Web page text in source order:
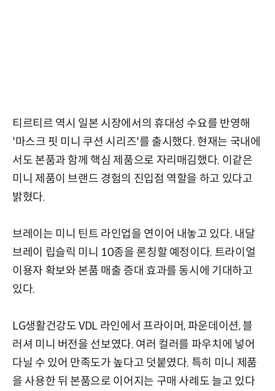
티르티르 역시 일본 시장에서의 휴대성 수요를 반영해
'마스크 핏 미니 쿠션 시리즈'를 출시했다. 현재는 국내에
서도 본품과 함께 핵심 제품으로 자리매김했다. 이같은
미니 제품이 브랜드 경험의 진입점 역할을 하고 있다고
밝혔다.
브레이는 미니 틴트 라인업을 연이어 내놓고 있다. 내달
브레이 립슬릭 미니 10종을 론칭할 예정이다. 트라이얼
이용자 확보와 본품 매출 증대 효과를 동시에 기대하고
있다.
LG생활건강도 VDL 라인에서 프라이머, 파운데이션, 블
러셔 미니 버전을 선보였다. 여러 컬러를 파우치에 넣어
다닐 수 있어 만족도가 높다고 덧붙였다. 특히 미니 제품
을 사용한 뒤 본품으로 이어지는 구매 사례도 늘고 있다